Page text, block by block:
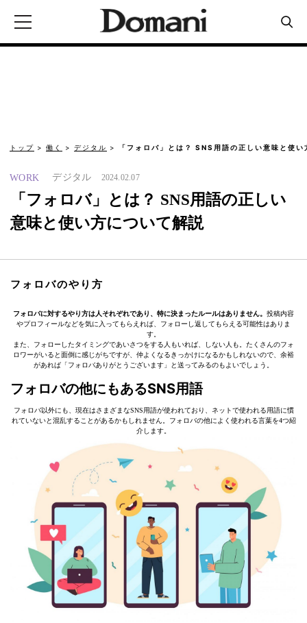
トップ 働く デジタル 「フォロバ」とは？ SNS用語の正しい意味と使
WORK デジタル 2024.02.07
「フォロバ」とは？ SNS用語の正しい
意味と使い方について解説
フォロバのやり方
フォロバに対するやり方は人それぞれであり、特に決まったルールはありません。 投稿内容
やプロフィールなどを気に入ってもらえれば、フォローし返してもらえる可能性はありま
す。
また、フォローしたタイミングであいさつをする人もいれば、しない人も。たくさんのフォ
ロワーがいると面倒に感じがちですが、仲よくなるきっかけになるかもしれないので、余裕
があれば「フォロバありがとうございます」と送ってみるのもよいでしょう。
フォロバの他にもあるSNS用語
フォロバ以外にも、現在はさまざまなSNS用語が使われており、ネットで使われる用語に慣
れていないと混乱することがあるかもしれません。フォロバの他によく使われる言葉を4つ紹
介します。